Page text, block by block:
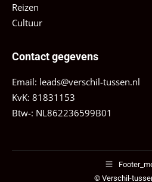
Reizen
Cultuur
Contact gegevens
Email: leads@verschil-tussen.nl
KvK: 81831153
Btw-: NL862236599B01
© Verschil-